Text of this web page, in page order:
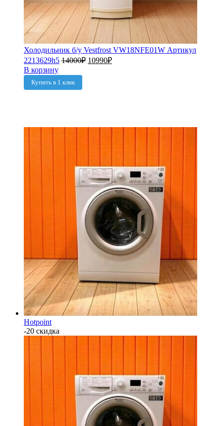
Холодильник б/у Vestfrost VW18NFE01W Артикул
2213629h5 14000₽ 10990₽
В корзину
Купить в 1 клик
Hotpoint
-20 скидка